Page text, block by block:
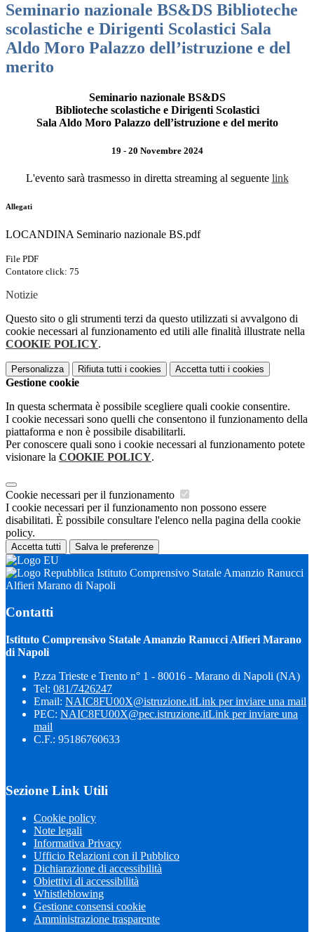
Seminario nazionale BS&DS Biblioteche
scolastiche e Dirigenti Scolastici Sala
Aldo Moro Palazzo dell’istruzione e del
merito
Seminario nazionale BS&DS
Biblioteche scolastiche e Dirigenti Scolastici
Sala Aldo Moro Palazzo dell’istruzione e del merito
19 - 20 Novembre 2024
L'evento sarà trasmesso in diretta streaming al seguente link
Allegati
LOCANDINA Seminario nazionale BS.pdf
File PDF
Contatore click: 75
Notizie
Questo sito o gli strumenti terzi da questo utilizzati si avvalgono di
cookie necessari al funzionamento ed utili alle finalità illustrate nella
COOKIE POLICY.
Personalizza Rifiuta tutti i cookies Accetta tutti i cookies
Gestione cookie
In questa schermata è possibile scegliere quali cookie consentire.
I cookie necessari sono quelli che consentono il funzionamento della
piattaforma e non è possibile disabilitarli.
Per conoscere quali sono i cookie necessari al funzionamento potete
visionare la COOKIE POLICY.
Cookie necessari per il funzionamento
I cookie necessari per il funzionamento non possono essere
disabilitati. È possibile consultare l'elenco nella pagina della cookie
policy.
Accetta tutti Salva le preferenze
Istituto Comprensivo Statale Amanzio Ranucci
Alfieri Marano di Napoli
Contatti
Istituto Comprensivo Statale Amanzio Ranucci Alfieri Marano
di Napoli
P.zza Trieste e Trento n° 1 - 80016 - Marano di Napoli (NA)
Tel: 081/7426247
Email: NAIC8FU00X@istruzione.itLink per inviare una mail
PEC: NAIC8FU00X@pec.istruzione.itLink per inviare una
mail
C.F.: 95186760633
Sezione Link Utili
Cookie policy
Note legali
Informativa Privacy
Ufficio Relazioni con il Pubblico
Dichiarazione di accessibilità
Obiettivi di accessibilità
Whistleblowing
Gestione consensi cookie
Amministrazione trasparente